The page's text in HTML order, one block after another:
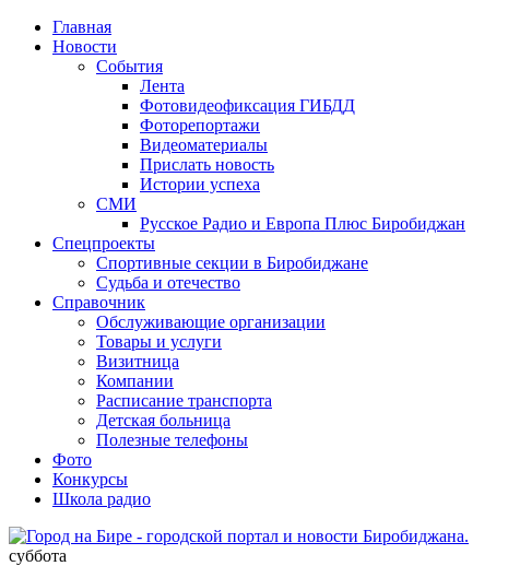
Главная
Новости
События
Лента
Фотовидеофиксация ГИБДД
Фоторепортажи
Видеоматериалы
Прислать новость
Истории успеха
СМИ
Русское Радио и Европа Плюс Биробиджан
Спецпроекты
Спортивные секции в Биробиджане
Судьба и отечество
Справочник
Обслуживающие организации
Товары и услуги
Визитница
Компании
Расписание транспорта
Детская больница
Полезные телефоны
Фото
Конкурсы
Школа радио
суббота